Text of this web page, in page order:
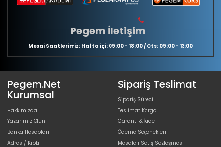
Pegem İletişim
Mesai Saatlerimiz: Hafta içi: 09:00 - 18:00 / Cts: 09:00 - 13:00
Pegem.Net
Kurumsal
Hakkımızda
Yazarımız Olun
Banka Hesapları
Adres / Kroki
Sipariş Teslimat
Sipariş Süreci
Teslimat Kargo
Garanti & İade
Ödeme Seçenekleri
Mesafeli Satış Sözleşmesi